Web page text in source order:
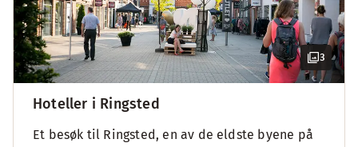
3
Hoteller i Ringsted
Et besøk til Ringsted, en av de eldste byene på